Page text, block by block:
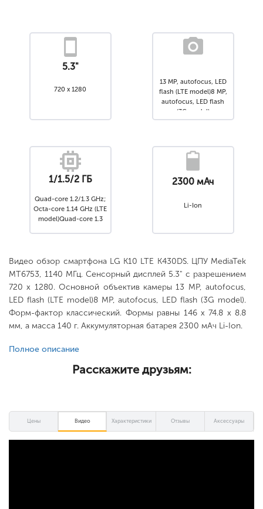
5.3"
720 x 1280
13 MP, autofocus, LED
flash (LTE model)8 MP,
autofocus, LED flash
(3G model)
1/1.5/2 ГБ
Quad-core 1.2/1.3 GHz;
Octa-core 1.14 GHz (LTE
model)Quad-core 1.3
2300 мАч
Li-Ion
Видео обзор смартфона LG K10 LTE K430DS. ЦПУ MediaTek
MT6753, 1140 МГц. Сенсорный дисплей 5.3" с разрешением
720 x 1280. Основной объектив камеры 13 MP, autofocus,
LED flash (LTE model)8 MP, autofocus, LED flash (3G model).
Форм-фактор классический. Формы равны 146 x 74.8 x 8.8
мм, а масса 140 г. Аккумуляторная батарея 2300 мАч Li-Ion.
Полное описание
Расскажите друзьям:
Цены Видео Характеристики Отзывы Аксессуары